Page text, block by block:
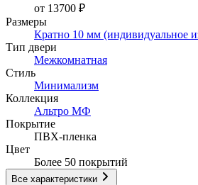
от 13700 ₽
Размеры
Кратно 10 мм (индивидуальное
Тип двери
Межкомнатная
Стиль
Минимализм
Коллекция
Альтро МФ
Покрытие
ПВХ-пленка
Цвет
Более 50 покрытий
Все характеристики